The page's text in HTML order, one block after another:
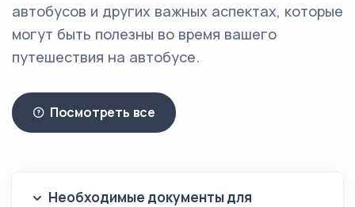
автобусов и других важных аспектах, которые
могут быть полезны во время вашего
путешествия на автобусе.
Посмотреть все
Необходимые документы для